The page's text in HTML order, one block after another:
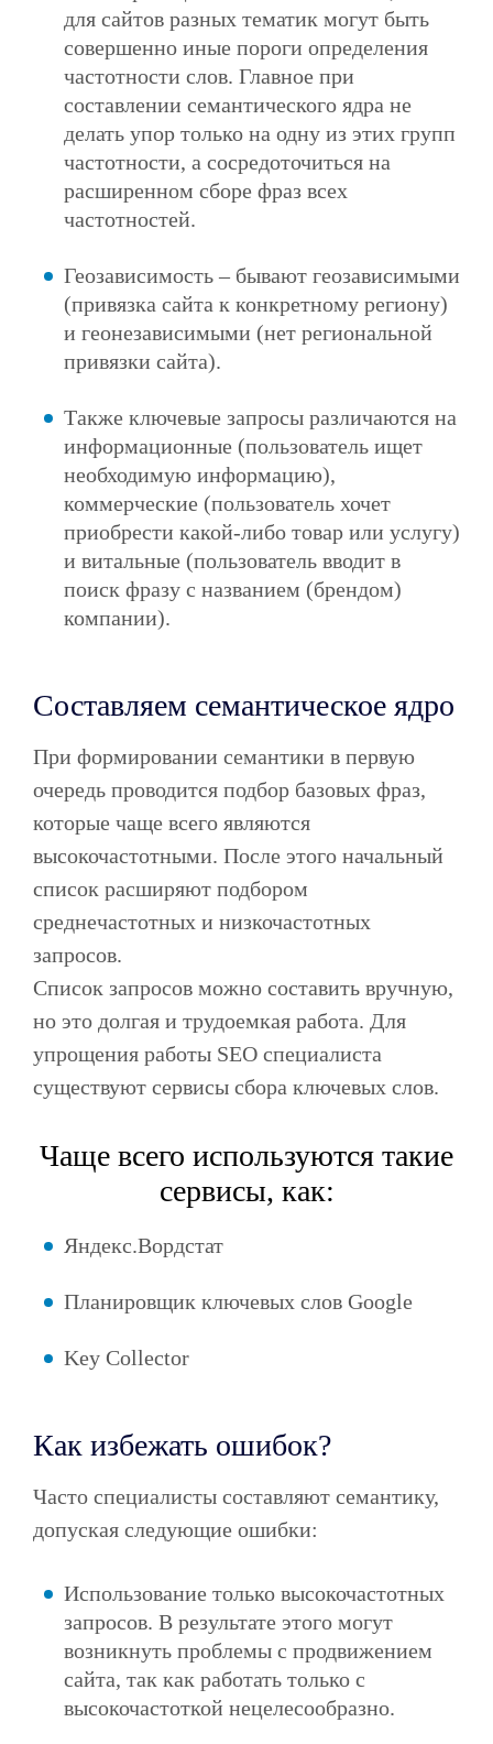
для сайтов разных тематик могут быть
совершенно иные пороги определения
частотности слов. Главное при
составлении семантического ядра не
делать упор только на одну из этих групп
частотности, а сосредоточиться на
расширенном сборе фраз всех
частотностей.
Геозависимость – бывают геозависимыми
(привязка сайта к конкретному региону)
и геонезависимыми (нет региональной
привязки сайта).
Также ключевые запросы различаются на
информационные (пользователь ищет
необходимую информацию),
коммерческие (пользователь хочет
приобрести какой-либо товар или услугу)
и витальные (пользователь вводит в
поиск фразу с названием (брендом)
компании).
Составляем семантическое ядро
При формировании семантики в первую
очередь проводится подбор базовых фраз,
которые чаще всего являются
высокочастотными. После этого начальный
список расширяют подбором
среднечастотных и низкочастотных
запросов.
Список запросов можно составить вручную,
но это долгая и трудоемкая работа. Для
упрощения работы SEO специалиста
существуют сервисы сбора ключевых слов.
Чаще всего используются такие
сервисы, как:
Яндекс.Вордстат
Планировщик ключевых слов Google
Key Collector
Как избежать ошибок?
Часто специалисты составляют семантику,
допуская следующие ошибки:
Использование только высокочастотных
запросов. В результате этого могут
возникнуть проблемы с продвижением
сайта, так как работать только с
высокочастоткой нецелесообразно.